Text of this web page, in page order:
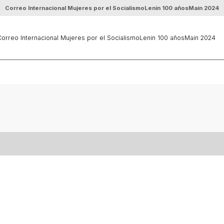
Correo Internacional Mujeres por el SocialismoLenin 100 añosMain 2024
Internacional Mujeres por el SocialismoLenin 100 añosMain 2024